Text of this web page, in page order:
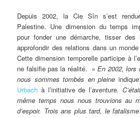
Depuis 2002, la Cie Sîn s’est
Palestine. Une dimension du temps
pour fonder une démarche, tisser
approfondir des relations dans un
Cette dimension temporelle participe à
ne falsifie pas la réalité. »En 2002, lors
nous sommes tombés en pleine
Urbach à l’initiative de l’aventure.
même temps nous nous trouvions au
d’espoir. Trois ans plus tard, le